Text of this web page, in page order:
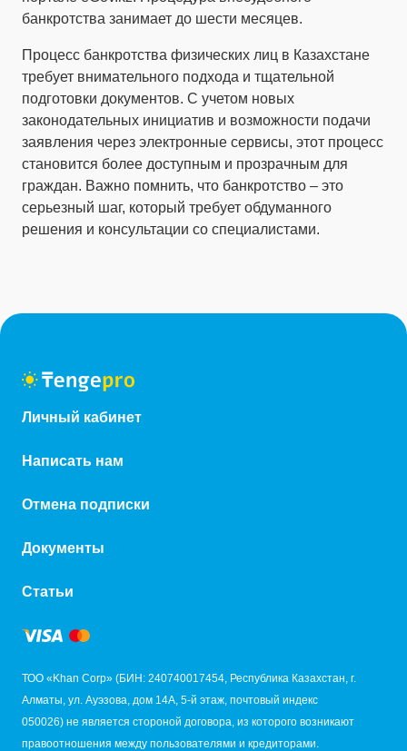
банкротства занимает до шести месяцев.
Процесс банкротства физических лиц в Казахстане
требует внимательного подхода и тщательной
подготовки документов. С учетом новых
законодательных инициатив и возможности подачи
заявления через электронные сервисы, этот процесс
становится более доступным и прозрачным для
граждан. Важно помнить, что банкротство – это
серьезный шаг, который требует обдуманного
решения и консультации со специалистами.
Личный кабинет
Написать нам
Отмена подписки
Документы
Статьи
ТОО «Khan Corp» (БИН: 240740017454, Республика Казахстан, г.
Алматы, ул. Ауэзова, дом 14А, 5-й этаж, почтовый индекс
050026) не является стороной договора, из которого возникают
правоотношения между пользователями и кредиторами.